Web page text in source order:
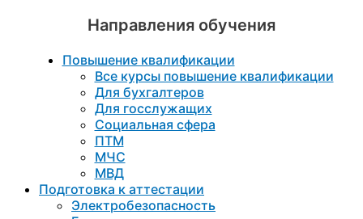
Направления обучения
Повышение квалификации
Все курсы повышение квалификации
Для бухгалтеров
Для госслужащих
Социальная сфера
ПТМ
МЧС
МВД
Подготовка к aттестации
Электробезопасность